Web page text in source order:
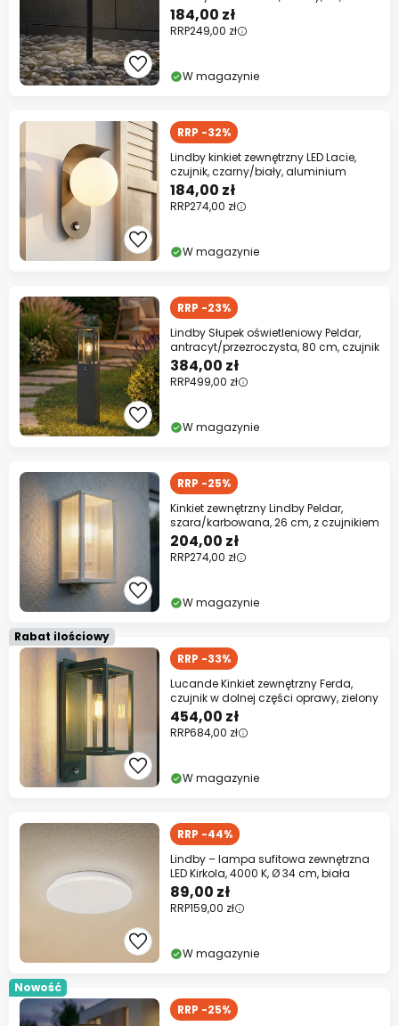
czujnik
184,00 zł
RRP249,00 zł
W magazynie
RRP -32%
Lindby kinkiet zewnętrzny LED Lacie,
czujnik, czarny/biały, aluminium
184,00 zł
RRP274,00 zł
W magazynie
RRP -23%
Lindby Słupek oświetleniowy Peldar,
antracyt/przezroczysta, 80 cm, czujnik
384,00 zł
RRP499,00 zł
W magazynie
RRP -25%
Kinkiet zewnętrzny Lindby Peldar,
szara/karbowana, 26 cm, z czujnikiem
204,00 zł
RRP274,00 zł
W magazynie
Rabat ilościowy
RRP -33%
Lucande Kinkiet zewnętrzny Ferda,
czujnik w dolnej części oprawy, zielony
454,00 zł
RRP684,00 zł
W magazynie
RRP -44%
Lindby – lampa sufitowa zewnętrzna
LED Kirkola, 4000 K, Ø 34 cm, biała
89,00 zł
RRP159,00 zł
W magazynie
Nowość
RRP -25%